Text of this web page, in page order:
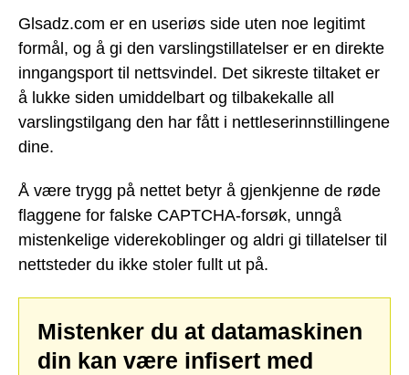
Glsadz.com er en useriøs side uten noe legitimt
formål, og å gi den varslingstillatelser er en direkte
inngangsport til nettsvindel. Det sikreste tiltaket er
å lukke siden umiddelbart og tilbakekalle all
varslingstilgang den har fått i nettleserinnstillingene
dine.
Å være trygg på nettet betyr å gjenkjenne de røde
flaggene for falske CAPTCHA-forsøk, unngå
mistenkelige viderekoblinger og aldri gi tillatelser til
nettsteder du ikke stoler fullt ut på.
Mistenker du at datamaskinen
din kan være infisert med